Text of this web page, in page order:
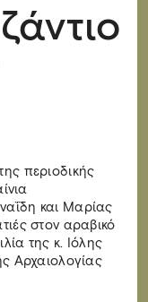
περιοδικής
και Μαρίας
στον αραβικό
της κ. Ιόλης
Αρχαιολογίας